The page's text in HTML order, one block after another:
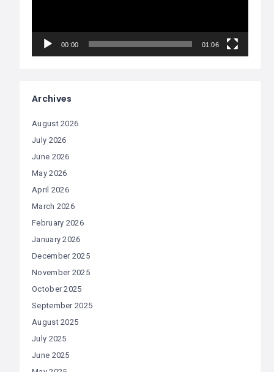
00:00 01:06
Archives
August 2026
July 2026
June 2026
May 2026
April 2026
March 2026
February 2026
January 2026
December 2025
November 2025
October 2025
September 2025
August 2025
July 2025
June 2025